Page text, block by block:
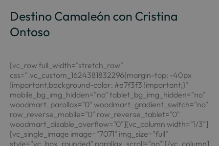
Destino Camaleón con Cristina
Ontoso
[vc_row full_width="stretch_row"
css=".vc_custom_1624381832296{margin-top: -40px
!important;background-color: #e7f3f3 !important;}"
mobile_bg_img_hidden="no" tablet_bg_img_hidden="no"
woodmart_parallax="0" woodmart_gradient_switch="no"
row_reverse_mobile="0" row_reverse_tablet="0"
woodmart_disable_overflow="0"][vc_column width="1/3"]
[vc_single_image image="7071" img_size="full"
style="vc_box_rounded" parallax_scroll="no"][/vc_column]